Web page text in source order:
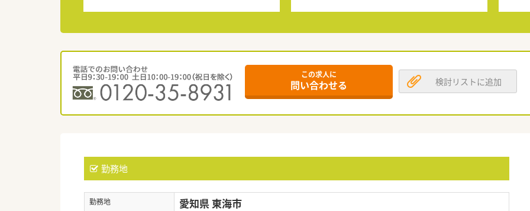
この求人に
問い合わせる 検討リストに追加
勤務地
勤務地 愛知県 東海市